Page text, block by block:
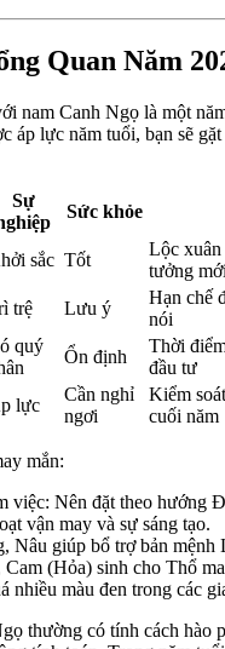
Quan Năm
nam Canh Ngọ là một
áp lực năm tuổi, bạn sẽ
Sự
Sức khỏe
sắc Tốt
Lộc
tưởng mới
trệ Lưu ý
Hạn chế
nói
quý
Ổn định
Thời
đầu tư
lực
Cần nghỉ
ngơi
Kiểm
cuối năm
mắn:
việc: Nên đặt theo hướng
vận may và sự sáng tạo.
Nâu giúp bổ trợ bản mệnh
(Hỏa) sinh cho Thổ
nhiều màu đen trong các
thường có tính cách hào